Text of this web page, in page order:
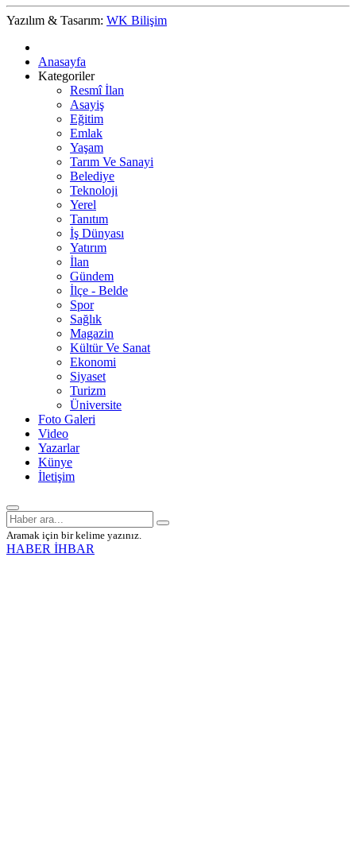
Yazılım & Tasarım: WK Bilişim
Anasayfa
Kategoriler
Resmî İlan
Asayiş
Eğitim
Emlak
Yaşam
Tarım Ve Sanayi
Belediye
Teknoloji
Yerel
Tanıtım
İş Dünyası
Yatırım
İlan
Gündem
İlçe - Belde
Spor
Sağlık
Magazin
Kültür Ve Sanat
Ekonomi
Siyaset
Turizm
Üniversite
Foto Galeri
Video
Yazarlar
Künye
İletişim
Aramak için bir kelime yazınız.
HABER İHBAR